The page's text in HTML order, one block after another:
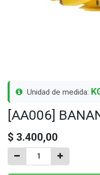
Unidad de medida:
[AA006]
$ 3.400,00